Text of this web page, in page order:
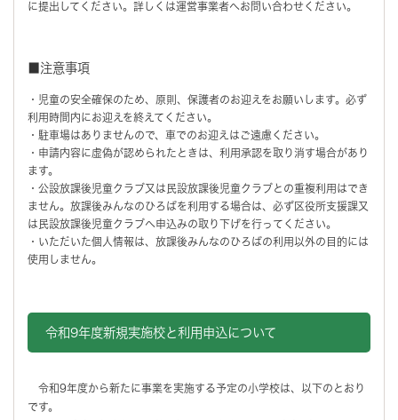
に提出してください。詳しくは運営事業者へお問い合わせください。
■注意事項
・児童の安全確保のため、原則、保護者のお迎えをお願いします。必ず
利用時間内にお迎えを終えてください。
・駐車場はありませんので、車でのお迎えはご遠慮ください。
・申請内容に虚偽が認められたときは、利用承認を取り消す場合があり
ます。
・公設放課後児童クラブ又は民設放課後児童クラブとの重複利用はでき
ません。放課後みんなのひろばを利用する場合は、必ず区役所支援課又
は民設放課後児童クラブへ申込みの取り下げを行ってください。
・いただいた個人情報は、放課後みんなのひろばの利用以外の目的には
使用しません。
令和9年度新規実施校と利用申込について
令和9年度から新たに事業を実施する予定の小学校は、以下のとおり
です。